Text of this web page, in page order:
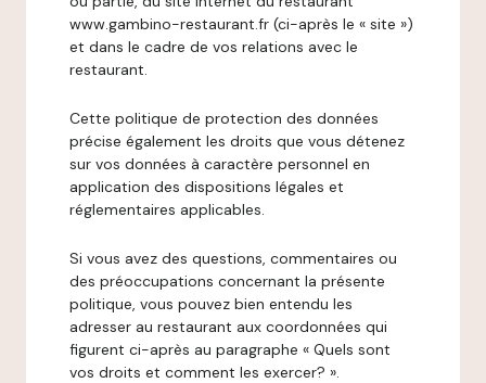
www.gambino-restaurant.fr (ci-après le « site »)
et dans le cadre de vos relations avec le
restaurant.
Cette politique de protection des données
précise également les droits que vous détenez
sur vos données à caractère personnel en
application des dispositions légales et
réglementaires applicables.
Si vous avez des questions, commentaires ou
des préoccupations concernant la présente
politique, vous pouvez bien entendu les
adresser au restaurant aux coordonnées qui
figurent ci-après au paragraphe « Quels sont
vos droits et comment les exercer? ».